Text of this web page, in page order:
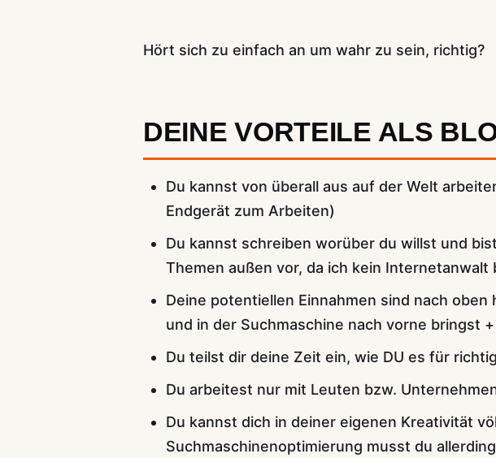
Hört sich zu einfach an um wahr zu sein, richtig?
DEINE VORTEILE ALS
Du kannst von überall aus auf der Welt
Endgerät zum Arbeiten)
Du kannst schreiben worüber du willst und
Themen außen vor, da ich kein
Deine potentiellen Einnahmen sind nach
und in der Suchmaschine nach vorne bringst
Du teilst dir deine Zeit ein, wie DU es für
Du arbeitest nur mit Leuten bzw.
Du kannst dich in deiner eigenen Kreativität
Suchmaschinenoptimierung musst du